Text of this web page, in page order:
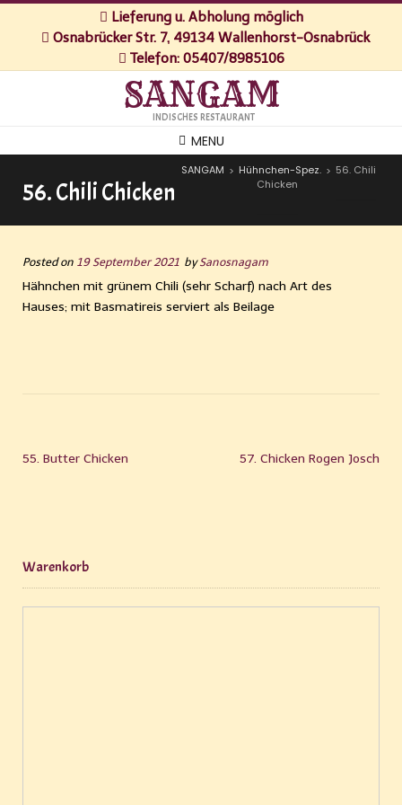
Lieferung u. Abholung möglich
Osnabrücker Str. 7, 49134 Wallenhorst-Osnabrück
Telefon: 05407/8985106
SANGAM
INDISCHES RESTAURANT
MENU
56. Chili Chicken
SANGAM > Hühnchen-Spez. > 56. Chili
Chicken
Posted on 19 September 2021 bySanosnagam
Hähnchen mit grünem Chili (sehr Scharf) nach Art des
Hauses; mit Basmatireis serviert als Beilage
55. Butter Chicken 57. Chicken Rogen Josch
Warenkorb